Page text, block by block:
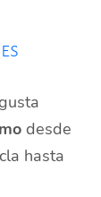
desde
hasta